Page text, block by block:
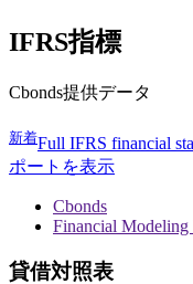
IFRS指標
Cbonds提供データ
新着Full IFRS financial
ポートを表示
Cbonds
Financial Modeling
貸借対照表